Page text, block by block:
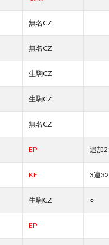
無名CZ
無名CZ
生駒CZ
生駒CZ
無名CZ
EP 追加
KF 3連
生駒CZ ○
EP